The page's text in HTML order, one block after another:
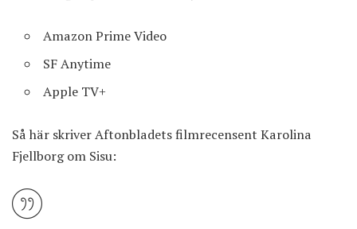
Amazon Prime Video
SF Anytime
Apple TV+
Så här skriverAftonbladets filmrecensent Karolina
Fjellborg om Sisu: